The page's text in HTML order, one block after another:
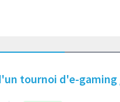
tournoi d'e-gaming